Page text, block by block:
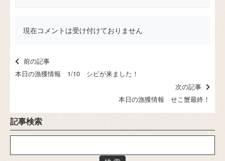
現在コメントは受け付けておりません
前の記事
本日の漁獲情報 1/10 シビが来ました！
次の記事
本日の漁獲情報 せこ蟹最終！
記事検索